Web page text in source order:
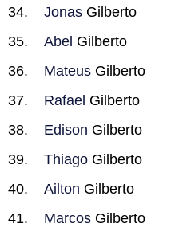
Jonas Gilberto
Abel Gilberto
Mateus Gilberto
Rafael Gilberto
Edison Gilberto
Thiago Gilberto
Ailton Gilberto
Marcos Gilberto